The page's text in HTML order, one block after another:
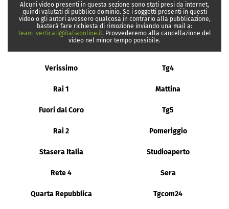
Alcuni video presenti in questa sezione sono stati presi da internet,
quindi valutati di pubblico dominio. Se i soggetti presenti in questi
video o gli autori avessero qualcosa in contrario alla pubblicazione,
basterà fare richiesta di rimozione inviando una mail a:
team_verticali@italiaonline.it. Provvederemo alla cancellazione del
video nel minor tempo possibile.
Verissimo Tg4
Rai 1 Mattina
Fuori dal Coro Tg5
Rai 2 Pomeriggio
Stasera Italia Studioaperto
Rete 4 Sera
Quarta Repubblica Tgcom24